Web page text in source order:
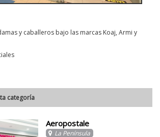
y caballeros bajo las marcas Koaj, Armi y
categoría
Aeropostale
La Península